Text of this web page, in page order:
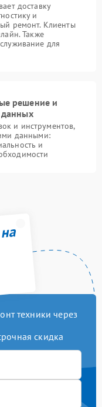
доставку
и
ремонт. Клиенты
Также
для
решение и
данных
и инструментов,
данными:
и
техники через
скидка